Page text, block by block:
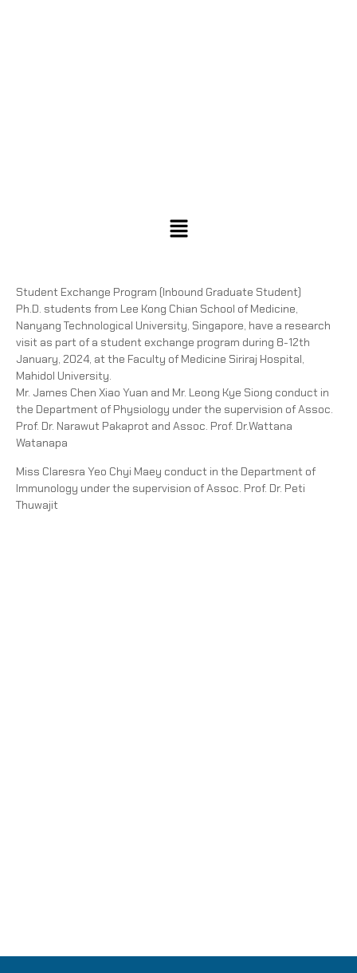
Student Exchange Program (Inbound Graduate Student)
Ph.D. students from Lee Kong Chian School of Medicine,
Nanyang Technological University, Singapore, have a research
visit as part of a student exchange program during 8-12th
January, 2024, at the Faculty of Medicine Siriraj Hospital,
Mahidol University.
Mr. James Chen Xiao Yuan and Mr. Leong Kye Siong conduct in
the Department of Physiology under the supervision of Assoc.
Prof. Dr. Narawut Pakaprot and Assoc. Prof. Dr.Wattana
Watanapa
Miss Claresra Yeo Chyi Maey conduct in the Department of
Immunology under the supervision of Assoc. Prof. Dr. Peti
Thuwajit